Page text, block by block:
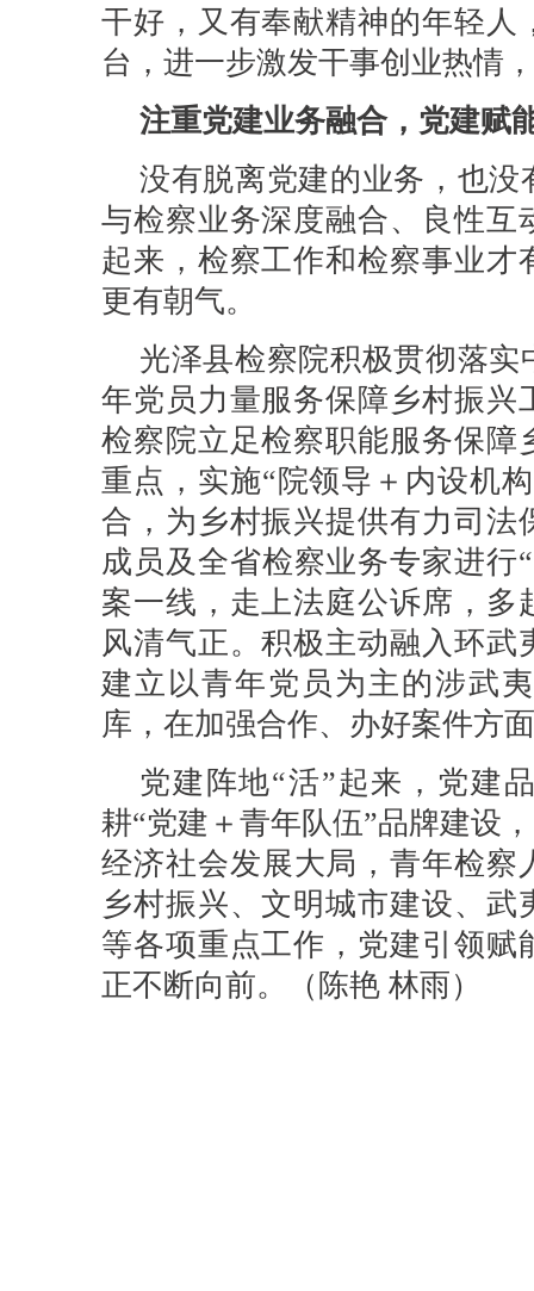
干好，又有奉献精神的年轻人
台，进一步激发干事创业热情
注重党建业务融合，党建赋
没有脱离党建的业务，也
与检察业务深度融合、良性互
起来，检察工作和检察事业
更有朝气。
光泽县检察院积极贯彻落
年党员力量服务保障乡村振兴
检察院立足检察职能服务保障
重点，实施“院领导＋内设机
合，为乡村振兴提供有力司法
成员及全省检察业务专家进行
案一线，走上法庭公诉席，
风清气正。积极主动融入环
建立以青年党员为主的涉武
库，在加强合作、办好案件方
党建阵地“活”起来，党建
耕“党建＋青年队伍”品牌建设
经济社会发展大局，青年检察
乡村振兴、文明城市建设、
等各项重点工作，党建引领
正不断向前。（ 陈艳 林雨）